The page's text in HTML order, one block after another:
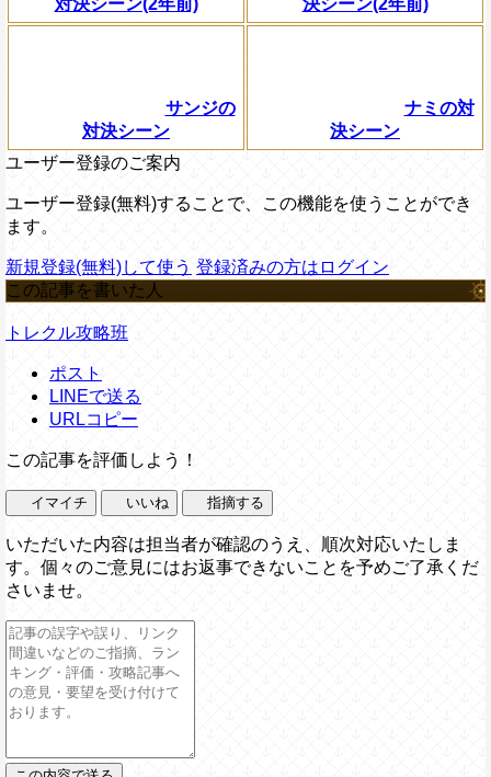
サンジの
対決シーン
ナミの対
決シーン
ユーザー登録のご案内
ユーザー登録(無料)することで、この機能を使うことができ
ます。
新規登録(無料)して使う 登録済みの方はログイン
この記事を書いた人
トレクル攻略班
ポスト
LINEで送る
URLコピー
この記事を評価しよう！
イマイチ いいね 指摘する
いただいた内容は担当者が確認のうえ、順次対応いたしま
す。個々のご意見にはお返事できないことを予めご了承くだ
さいませ。